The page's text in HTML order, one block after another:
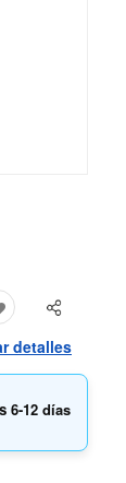
detalles
6-12 días